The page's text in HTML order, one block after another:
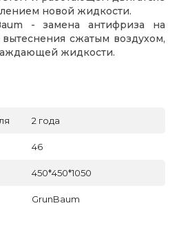
новой жидкости.
- замена антифриза на
сжатым воздухом,
жидкости.
2 года
46
450*450*1050
GrunBaum